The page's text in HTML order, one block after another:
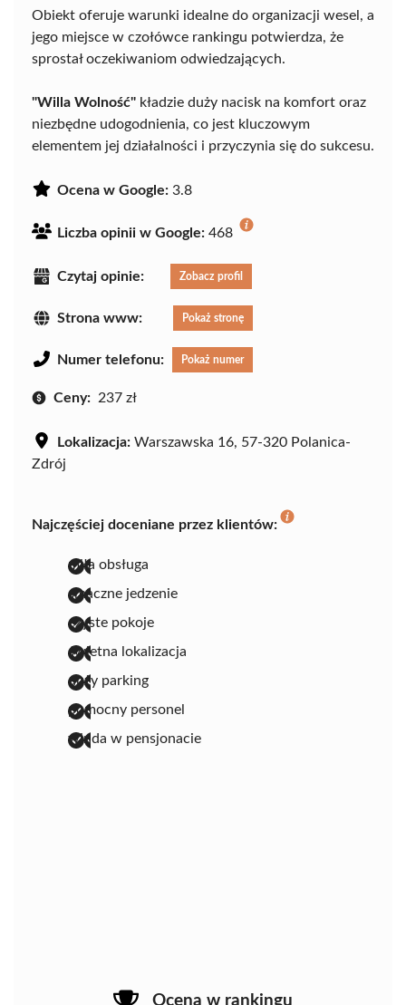
Obiekt oferuje warunki idealne do organizacji wesel, a
jego miejsce w czołówce rankingu potwierdza, że
sprostał oczekiwaniom odwiedzających.
"Willa Wolność" kładzie duży nacisk na komfort oraz
niezbędne udogodnienia, co jest kluczowym
elementem jej działalności i przyczynia się do sukcesu.
Ocena w Google: 3.8
Liczba opinii w Google: 468
Czytaj opinie: Zobacz profil
Strona www: Pokaż stronę
Numer telefonu: Pokaż numer
Ceny: 237 zł
Lokalizacja: Warszawska 16, 57-320 Polanica-
Zdrój
Najczęściej doceniane przez klientów:
miła obsługa
smaczne jedzenie
czyste pokoje
świetna lokalizacja
duży parking
pomocny personel
winda w pensjonacie
Ocena w rankingu